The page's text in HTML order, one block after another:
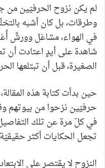
لم يكن نزوح الحرفيّين من
وطرقات، بل كان أشبه
في الهواء، مشاغل وورشٌ
شاهدة على أيدٍ اعتادت أن
الصغيرة، قبل أن تبتلعها
حين بدأت كتابة هذه
حرفيّين نزحوا من بيوتهم
في كلّ مرة عن تلك
تجعل الحكايات أكثر
النزوح لا يقتصر على